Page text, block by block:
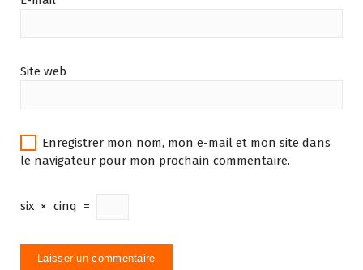
Site web
Enregistrer mon nom, mon e-mail et mon site dans
le navigateur pour mon prochain commentaire.
six × cinq =